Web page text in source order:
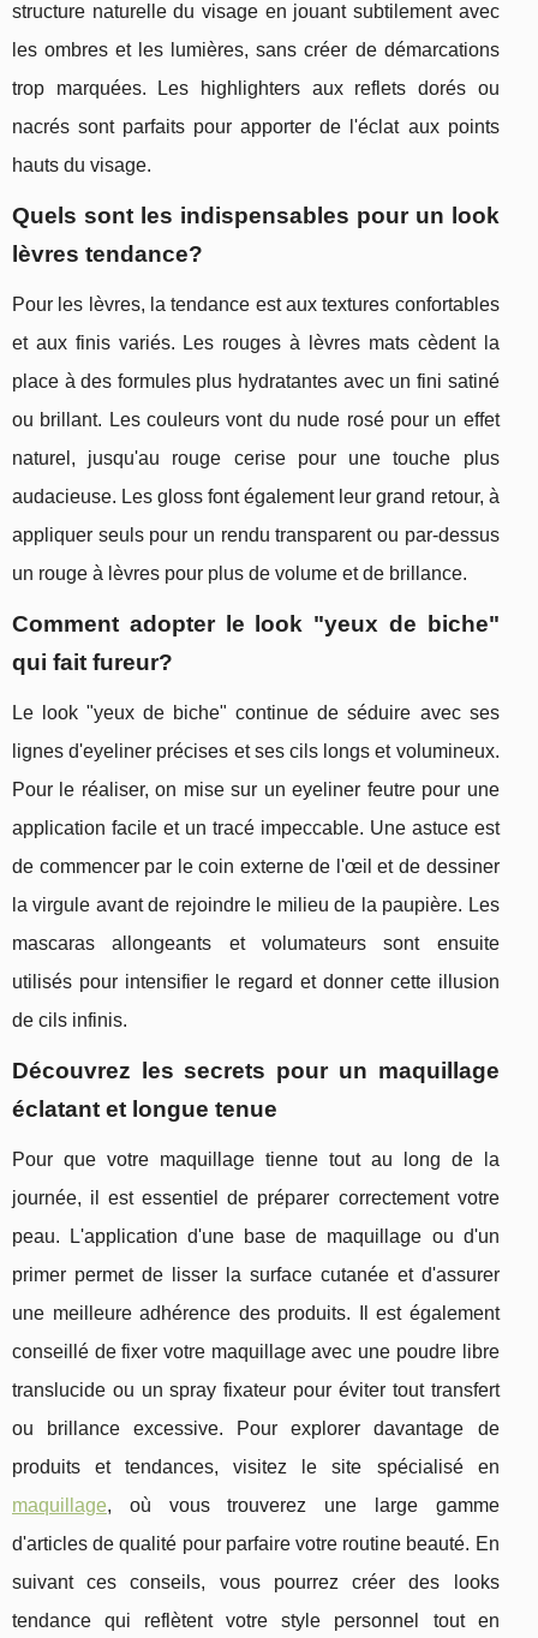
structure naturelle du visage en jouant subtilement avec
les ombres et les lumières, sans créer de démarcations
trop marquées. Les highlighters aux reflets dorés ou
nacrés sont parfaits pour apporter de l'éclat aux points
hauts du visage.
Quels sont les indispensables pour un look
lèvres tendance?
Pour les lèvres, la tendance est aux textures confortables
et aux finis variés. Les rouges à lèvres mats cèdent la
place à des formules plus hydratantes avec un fini satiné
ou brillant. Les couleurs vont du nude rosé pour un effet
naturel, jusqu'au rouge cerise pour une touche plus
audacieuse. Les gloss font également leur grand retour, à
appliquer seuls pour un rendu transparent ou par-dessus
un rouge à lèvres pour plus de volume et de brillance.
Comment adopter le look "yeux de biche"
qui fait fureur?
Le look "yeux de biche" continue de séduire avec ses
lignes d'eyeliner précises et ses cils longs et volumineux.
Pour le réaliser, on mise sur un eyeliner feutre pour une
application facile et un tracé impeccable. Une astuce est
de commencer par le coin externe de l'œil et de dessiner
la virgule avant de rejoindre le milieu de la paupière. Les
mascaras allongeants et volumateurs sont ensuite
utilisés pour intensifier le regard et donner cette illusion
de cils infinis.
Découvrez les secrets pour un maquillage
éclatant et longue tenue
Pour que votre maquillage tienne tout au long de la
journée, il est essentiel de préparer correctement votre
peau. L'application d'une base de maquillage ou d'un
primer permet de lisser la surface cutanée et d'assurer
une meilleure adhérence des produits. Il est également
conseillé de fixer votre maquillage avec une poudre libre
translucide ou un spray fixateur pour éviter tout transfert
ou brillance excessive. Pour explorer davantage de
produits et tendances, visitez le site spécialisé en
maquillage, où vous trouverez une large gamme
d'articles de qualité pour parfaire votre routine beauté. En
suivant ces conseils, vous pourrez créer des looks
tendance qui reflètent votre style personnel tout en